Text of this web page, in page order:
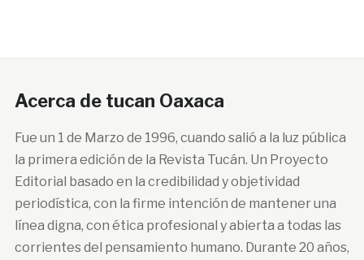
Acerca de tucan Oaxaca
Fue un 1 de Marzo de 1996, cuando salió a la luz pública
la primera edición de la Revista Tucán. Un Proyecto
Editorial basado en la credibilidad y objetividad
periodística, con la firme intención de mantener una
línea digna, con ética profesional y abierta a todas las
corrientes del pensamiento humano. Durante 20 años,